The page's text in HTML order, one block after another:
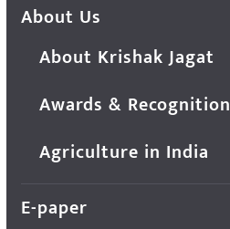
About Us
About Krishak Jagat
Awards & Recognition
Agriculture in India
E-paper